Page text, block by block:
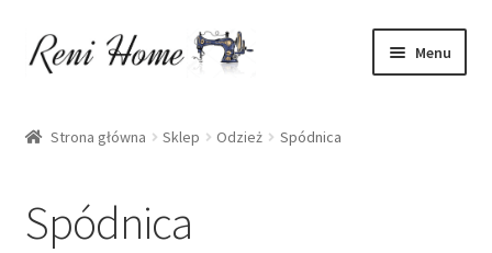
Przejdź
do
Przejdź
do
Menu
Koszyk
Strona główna Sklep Odzież Spódnica
Spódnica